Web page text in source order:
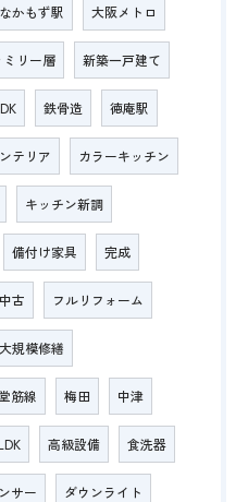
なかもず駅 大阪メトロ
ミリー層 新築一戸建て
鉄骨造 徳庵駅
テリア カラーキッチン
キッチン新調
備付け家具 完成
中古 フルリフォーム
大規模修繕
筋線 梅田 中津
高級設備 食洗器
サー ダウンライト